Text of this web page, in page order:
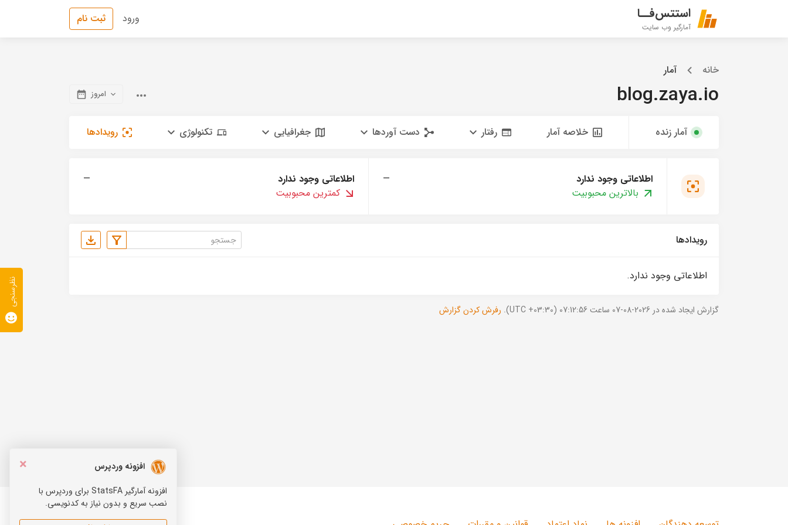
استتس‌فــا
آمارگیر وب سایت
ورود ثبت نام
خانه آمار
blog.zaya.io امروز
آمار زنده خلاصه آمار رفتار دست آوردها جغرافیایی تکنولوژی رویدادها
اطلاعاتی وجود ندارد
—
بالاترین محبوبیت
اطلاعاتی وجود ندارد
—
کمترین محبوبیت
رویدادها
اطلاعاتی وجود ندارد.
گزارش ایجاد شده در 2026-08-07 ساعت 07:12:56 (UTC +03:30). رفرش کردن گزارش
×
افزونه وردپرس
افزونه آمارگیر StatsFA برای وردپرس با
نصب سریع و بدون نیاز به کدنویسی.
نظرسنجی